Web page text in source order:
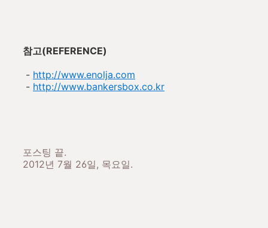
참고(REFERENCE)
- http://www.enolja.com
- http://www.bankersbox.co.kr
포스팅 끝.
2012년 7월 26일, 목요일.